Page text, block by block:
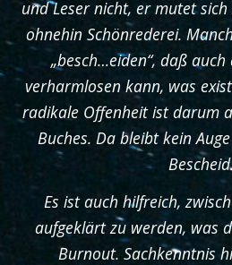
und Leser nicht, er mutet
ohnehin Schönrederei.
„besch…eiden“, daß
verharmlosen kann, was
radikale Offenheit ist darum
Buches. Da bleibt kein
Es ist auch hilfreich,
aufgeklärt zu werden, was
Burnout. Sachkenntnis